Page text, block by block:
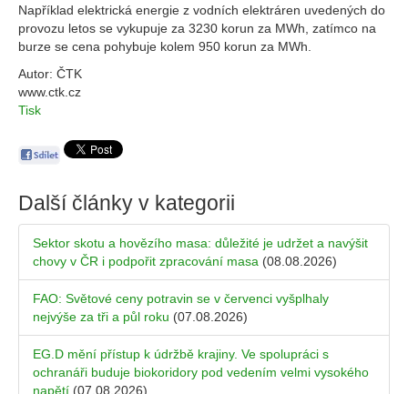
Například elektrická energie z vodních elektráren uvedených do
provozu letos se vykupuje za 3230 korun za MWh, zatímco na
burze se cena pohybuje kolem 950 korun za MWh.
Autor: ČTK
www.ctk.cz
Tisk
Další články v kategorii
Sektor skotu a hovězího masa: důležité je udržet a navýšit
chovy v ČR i podpořit zpracování masa (08.08.2026)
FAO: Světové ceny potravin se v červenci vyšplhaly
nejvýše za tři a půl roku (07.08.2026)
EG.D mění přístup k údržbě krajiny. Ve spolupráci s
ochranáři buduje biokoridory pod vedením velmi vysokého
napětí (07.08.2026)